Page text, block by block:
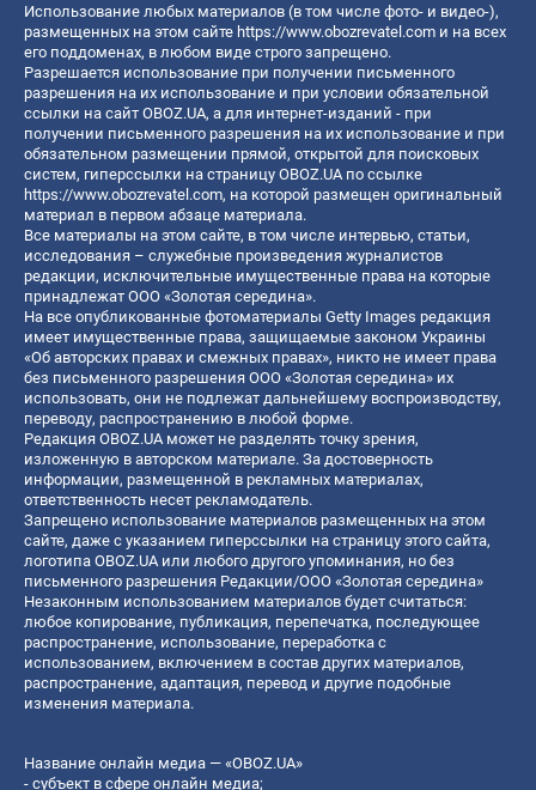
Использование любых материалов (в том числе фото- и видео-),
размещенных на этом сайте https://www.obozrevatel.com и на всех
его поддоменах, в любом виде строго запрещено.
Разрешается использование при получении письменного
разрешения на их использование и при условии обязательной
ссылки на сайт OBOZ.UA, а для интернет-изданий - при
получении письменного разрешения на их использование и при
обязательном размещении прямой, открытой для поисковых
систем, гиперссылки на страницу OBOZ.UA по ссылке
https://www.obozrevatel.com, на которой размещен оригинальный
материал в первом абзаце материала.
Все материалы на этом сайте, в том числе интервью, статьи,
исследования – служебные произведения журналистов
редакции, исключительные имущественные права на которые
принадлежат ООО «Золотая середина».
На все опубликованные фотоматериалы Getty Images редакция
имеет имущественные права, защищаемые законом Украины
«Об авторских правах и смежных правах», никто не имеет права
без письменного разрешения ООО «Золотая середина» их
использовать, они не подлежат дальнейшему воспроизводству,
переводу, распространению в любой форме.
Редакция OBOZ.UA может не разделять точку зрения,
изложенную в авторском материале. За достоверность
информации, размещенной в рекламных материалах,
ответственность несет рекламодатель.
Запрещено использование материалов размещенных на этом
сайте, даже с указанием гиперссылки на страницу этого сайта,
логотипа OBOZ.UA или любого другого упоминания, но без
письменного разрешения Редакции/ООО «Золотая середина»
Незаконным использованием материалов будет считаться:
любое копирование, публикация, перепечатка, последующее
распространение, использование, переработка с
использованием, включением в состав других материалов,
распространение, адаптация, перевод и другие подобные
изменения материала.
Название онлайн медиа — «OBOZ.UA»
- субъект в сфере онлайн медиа;